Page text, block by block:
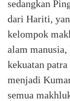
sedangkan
dari Hariti,
kelompok
alam manusia,
kekuatan
menjadi
semua